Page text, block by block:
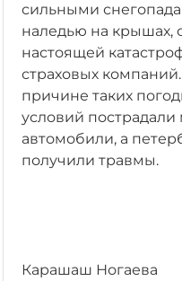
сильными
наледью на крышах,
настоящей
страховых
причине таких
условий пострадали
автомобили, а
получили травмы.
Карашаш Ногаева